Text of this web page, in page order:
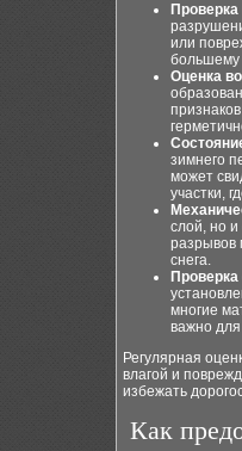
или
большему
Оценка
зимнего
может
участки,
слой, но и
разрывов
снега.
многие
важно
Регулярная
влагой и
избежать
Как